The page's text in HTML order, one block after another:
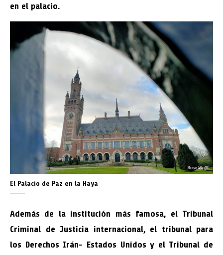
en el palacio.
El Palacio de Paz en la Haya
Además de la institución más famosa, el Tribunal
Criminal de Justicia internacional, el tribunal para
los Derechos Irán- Estados Unidos y el Tribunal de